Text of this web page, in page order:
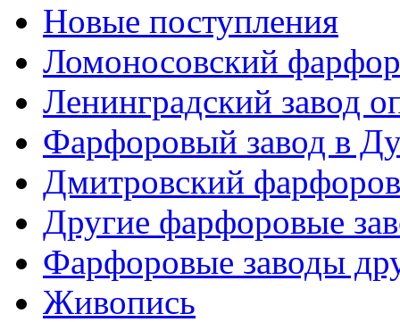
Новые поступления
Ломоносовский
Ленинградский завод
Фарфоровый завод в
Дмитровский
Другие фарфоровые
Фарфоровые заводы
Живопись